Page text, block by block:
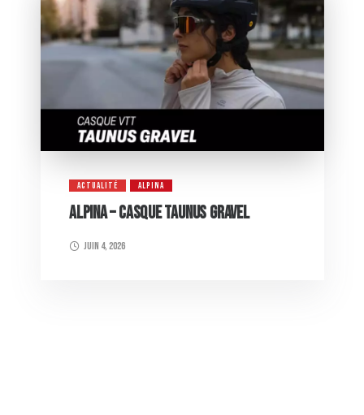
ACTUALITÉ ALPINA
ALPINA – CASQUE TAUNUS GRAVEL
juin 4, 2026